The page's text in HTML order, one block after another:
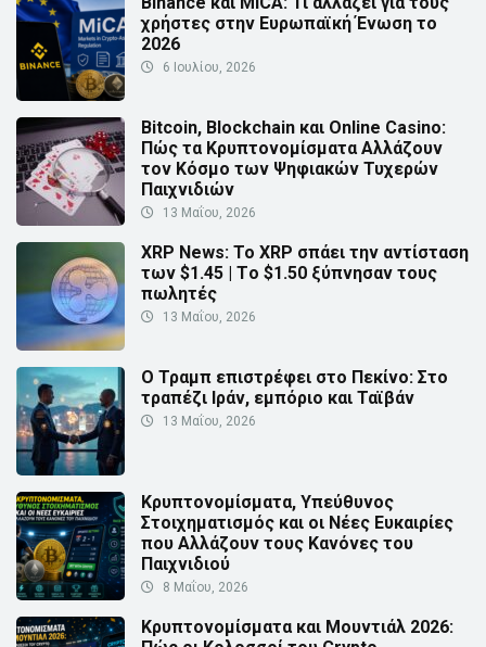
χρήστες στην Ευρωπαϊκή Ένωση το
2026
6 Ιουλίου, 2026
Bitcoin, Blockchain και Online Casino:
Πώς τα Κρυπτονομίσματα Αλλάζουν
τον Κόσμο των Ψηφιακών Τυχερών
Παιχνιδιών
13 Μαΐου, 2026
XRP News: Το XRP σπάει την αντίσταση
των $1.45 | Τo $1.50 ξύπνησαν τους
πωλητές
13 Μαΐου, 2026
Ο Τραμπ επιστρέφει στο Πεκίνο: Στο
τραπέζι Ιράν, εμπόριο και Ταϊβάν
13 Μαΐου, 2026
Κρυπτονομίσματα, Υπεύθυνος
Στοιχηματισμός και οι Νέες Ευκαιρίες
που Αλλάζουν τους Κανόνες του
Παιχνιδιού
8 Μαΐου, 2026
Κρυπτονομίσματα και Μουντιάλ 2026: